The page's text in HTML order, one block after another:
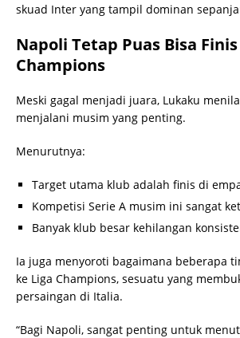
skuad Inter yang tampil dominan
Napoli Tetap Puas Bisa
Champions
Meski gagal menjadi juara, Lukaku
menjalani musim yang penting.
Menurutnya:
Target utama klub adalah finis di
Kompetisi Serie A musim ini sangat
Banyak klub besar kehilangan
Ia juga menyoroti bagaimana beberapa
ke Liga Champions, sesuatu yang
persaingan di Italia.
“Bagi Napoli, sangat penting untuk